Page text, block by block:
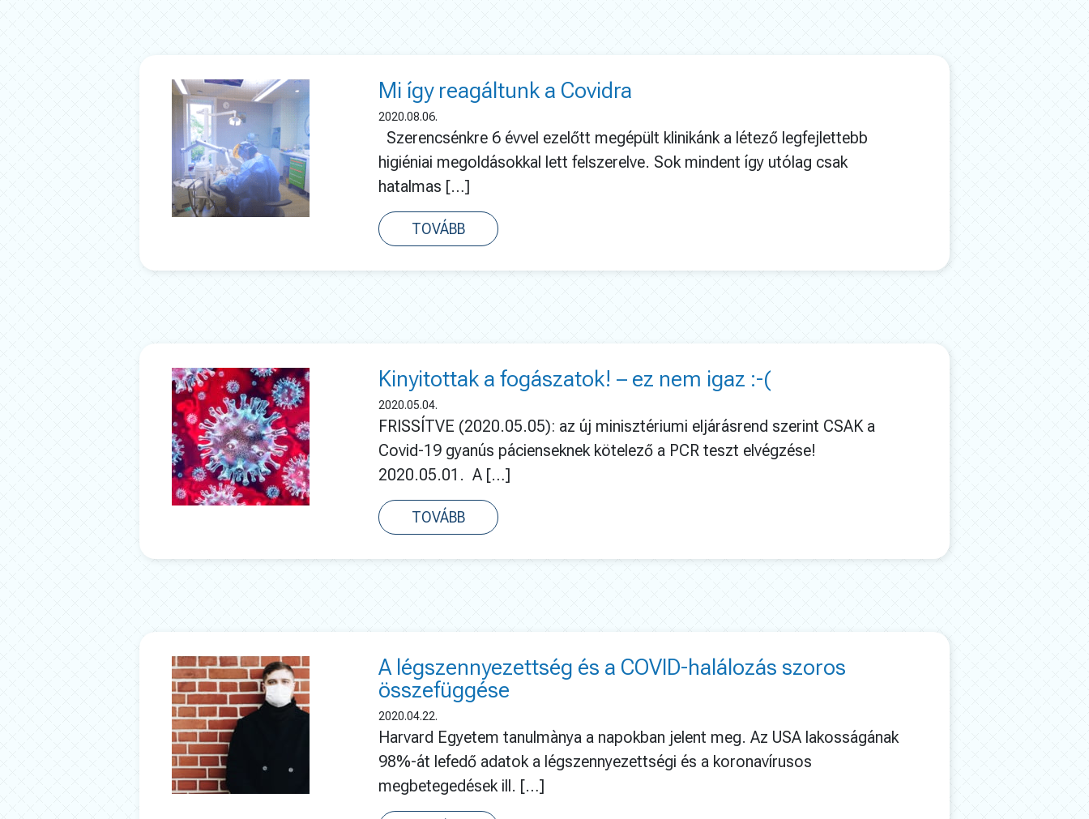
Mi így reagáltunk a Covidra
2020.08.06.
Szerencsénkre 6 évvel ezelőtt megépült klinikánk a létező legfejlettebb
higiéniai megoldásokkal lett felszerelve. Sok mindent így utólag csak
hatalmas […]
TOVÁBB
Kinyitottak a fogászatok! – ez nem igaz :-(
2020.05.04.
FRISSÍTVE (2020.05.05): az új minisztériumi eljárásrend szerint CSAK a
Covid-19 gyanús pácienseknek kötelező a PCR teszt elvégzése!
2020.05.01. A […]
TOVÁBB
A légszennyezettség és a COVID-halálozás szoros
összefüggése
2020.04.22.
Harvard Egyetem tanulmànya a napokban jelent meg. Az USA lakosságának
98%-át lefedő adatok a légszennyezettségi és a koronavírusos
megbetegedések ill. […]